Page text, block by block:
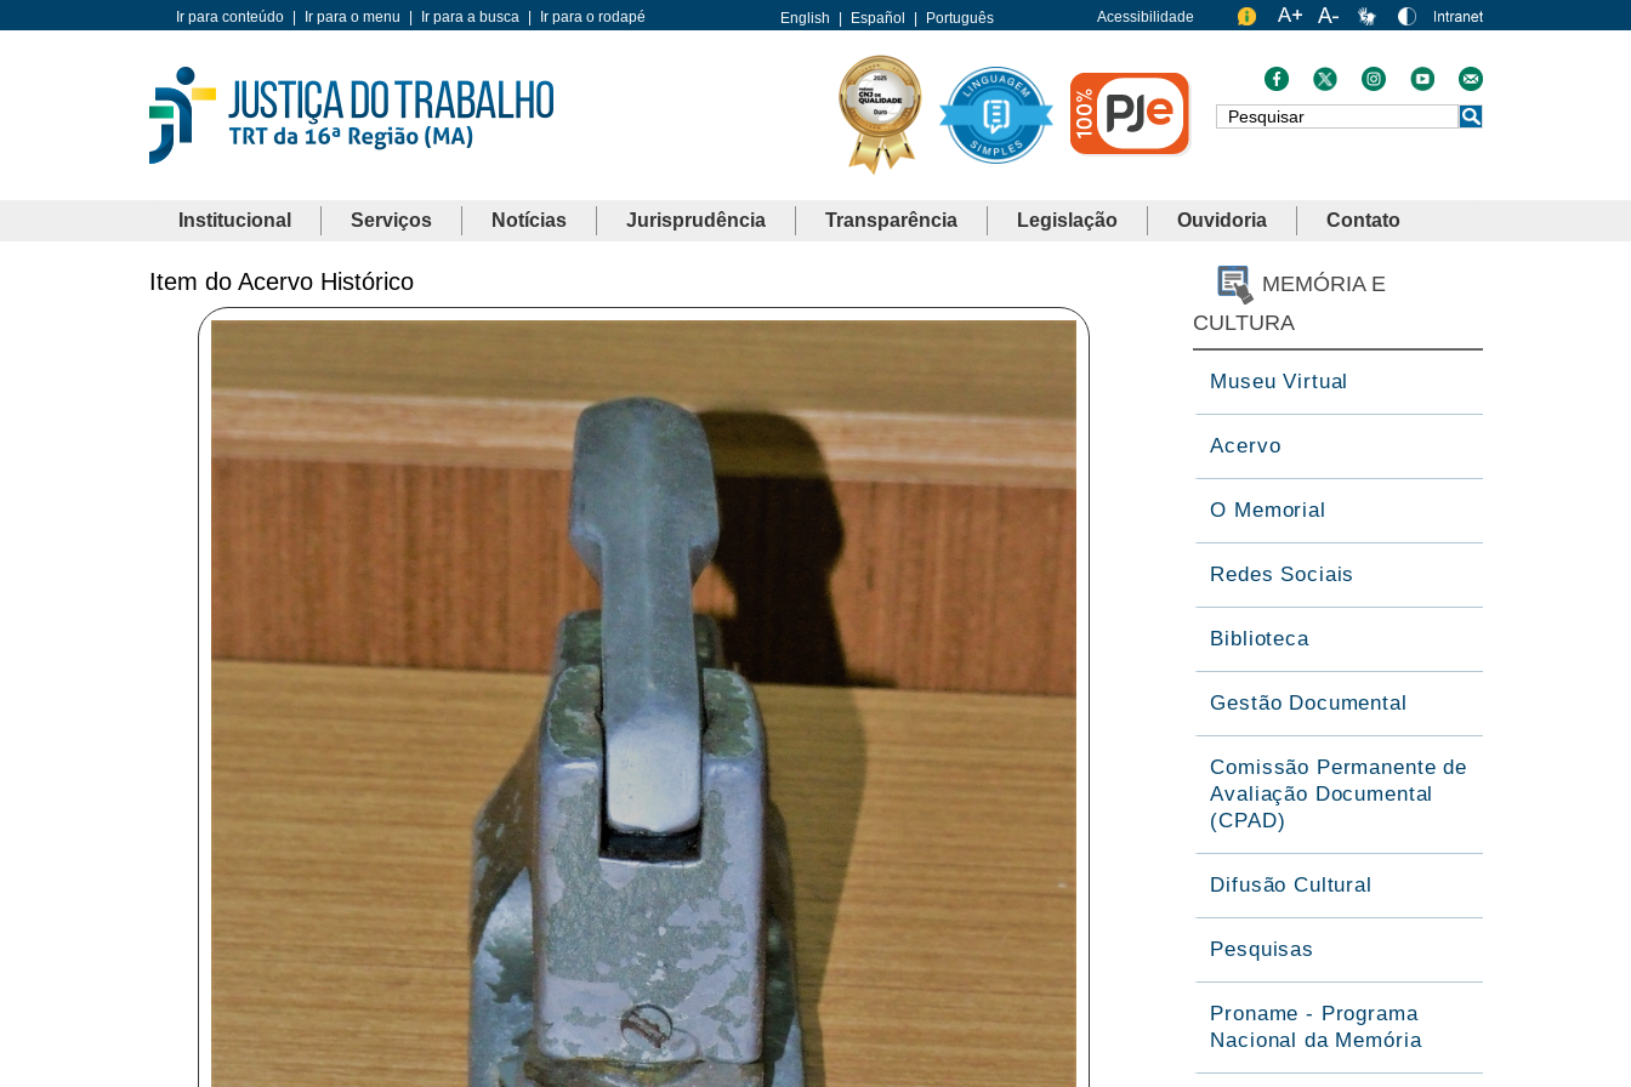
Ir para conteúdo Ir para o menu Ir para a busca Ir para o rodapé English Español Português Acessibilidade
Busca
Institucional Serviços Notícias Jurisprudência Transparência Legislação Ouvidoria Contato
Item do Acervo Histórico
MEMÓRIA E
CULTURA
Museu Virtual
Acervo
O Memorial
Redes Sociais
Biblioteca
Gestão Documental
Comissão Permanente de
Avaliação Documental
(CPAD)
Difusão Cultural
Pesquisas
Proname - Programa
Nacional da Memória